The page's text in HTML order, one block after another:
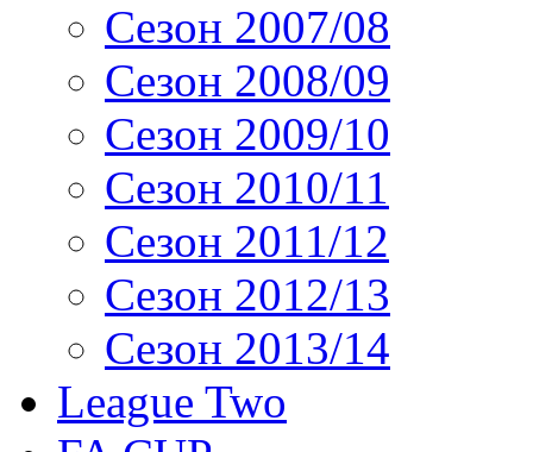
Сезон 2007/08
Сезон 2008/09
Сезон 2009/10
Сезон 2010/11
Сезон 2011/12
Сезон 2012/13
Сезон 2013/14
League Two